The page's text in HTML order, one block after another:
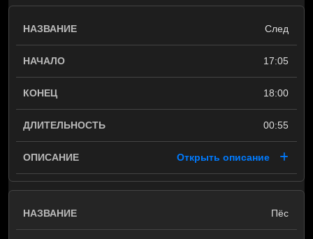
След
17:05
18:00
00:55
Открыть описание
Пёс